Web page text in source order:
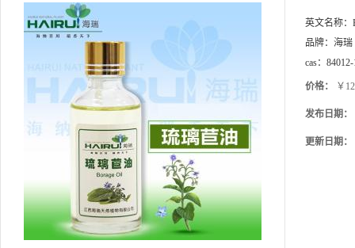
英文名称：
品牌： 海瑞
cas：
价格： ￥
发布日期：
更新日期：